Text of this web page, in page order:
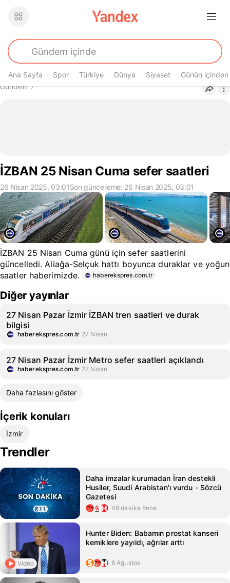
Ana Sayfa Spor Türkiye Dünya Siyaset Günün içinden
Buradasın
Gündem›
İZBAN 25 Nisan Cuma sefer saatleri
26 Nisan 2025, 03:01Son güncelleme: 26 Nisan 2025, 03:01
İZBAN 25 Nisan Cuma günü için sefer saatlerini
güncelledi. Aliağa-Selçuk hattı boyunca duraklar ve yoğun
saatler haberimizde.
haberekspres.com.tr
Diğer yayınlar
27 Nisan Pazar İzmir İZBAN tren saatleri ve durak
bilgisi
haberekspres.com.tr 27 Nisan
27 Nisan Pazar İzmir Metro sefer saatleri açıklandı
haberekspres.com.tr 27 Nisan
Daha fazlasını göster
İçerik konuları
İzmir
Trendler
Daha imzalar kurumadan İran destekli
Husiler, Suudi Arabistan'ı vurdu - Sözcü
Gazetesi
48 dakika önce
Video
Hunter Biden: Babamın prostat kanseri
kemiklere yayıldı, ağrılar arttı
8 Ağustos